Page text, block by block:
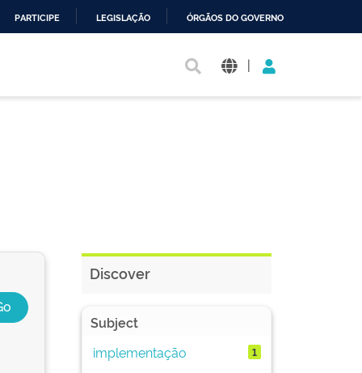
PARTICIPE LEGISLAÇÃO ÓRGÃOS DO GOVERNO
|
Discover
Subject
implementação
1